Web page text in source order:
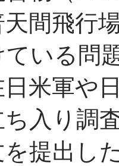
間飛行
ている問
米軍や
入り調
を提出し